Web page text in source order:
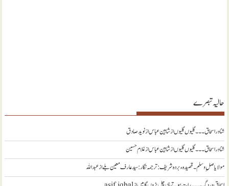
حالیہ تبصرے
شناور اسحاق ۔۔۔ گلیوں گلیوں از شاہین عباسازنويد صادق
شناور اسحاق ۔۔۔ گلیوں گلیوں از شاہین عباسازغلام حسین
مولا یا صلِ وسلم ۔قصیدہ ء بردہ شریف: ترجمہ نگار : سید عارف معین بلےازعبداللہ